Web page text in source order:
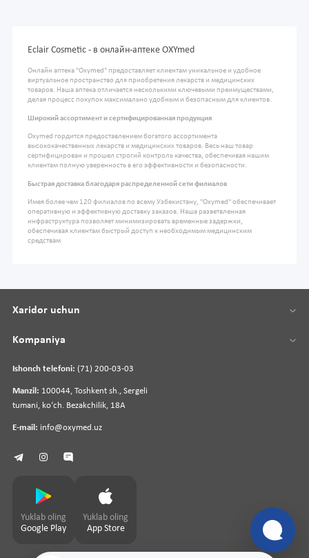
Eclair Cosmetic - в онлайн-аптеке OXYmed
Онлайн аптека "Oxymed" предоставляет клиентам уникальное и удобное
виртуальное пространство для приобретения лекарств и медицинских
товаров. Наша аптека отличается несколькими ключевыми преимуществами,
делая процесс покупок максимально удобным и безопасным для клиентов.
Широкий ассортимент и сертифицированная продукция
Oxymed гордится предоставлением богатого ассортимента
высококачественных лекарств и медицинских товаров. Весь наш товар
сертифицирован и прошел строгий контроль качества, обеспечивая нашим
клиентам полную уверенность в его эффективности и безопасности.
Быстрая доставка благодаря распределенной сети филиалов
Имея более чем 120 филиалов по всему Узбекистану, "Oxymed" обеспечивает
оперативную и эффективную доставку заказов. Наша разветвленная
инфраструктура позволяет минимизировать временные задержки,
обеспечивая клиентам быстрый доступ к необходимым медицинским
средствам
Ishonch telefoni: (71) 200-03-03
Manzil: 100044, Toshkent sh., Sergeli
tumani, koʻch. Bezakchilik, 18A
E-mail: info@oxymed.uz
Xaridor uchun
Kompaniya
Yuklab oling
Google Play
Yuklab oling
App Store